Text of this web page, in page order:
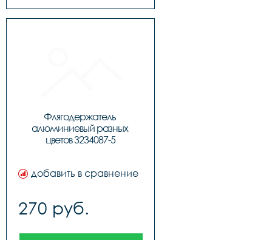
Флягодержатель
алюминиевый разных
цветов 3234087-5
добавить в сравнение
270 руб.